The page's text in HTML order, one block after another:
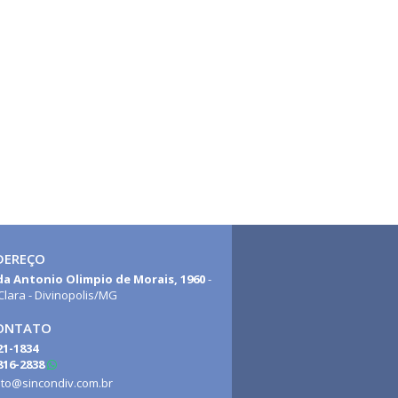
Antonio Olimpio de Morais, 1960-
- Divinopolis/MG
1834
2838